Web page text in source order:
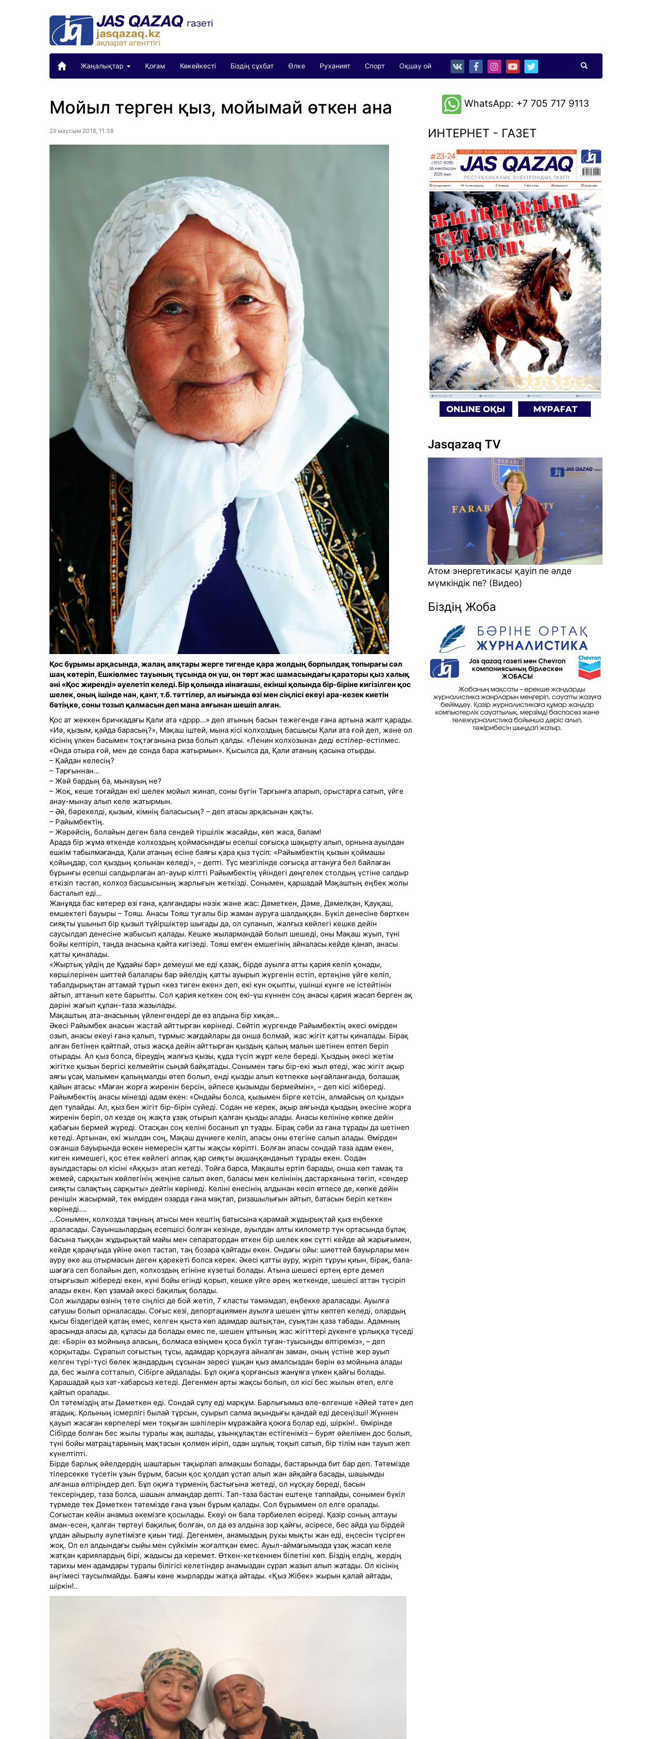
Жаңалықтар Қоғам Көкейкесті Біздің сұхбат Өлке Руханият Спорт Оқшау ой
Мойыл терген қыз, мойымай өткен ана
29 маусым 2018, 11:38
Қос бұрымы арқасында, жалаң аяқтары жерге тигенде қара жолдың борпылдақ топырағы сәл
шаң көтеріп, Ешкіөлмес тауының тұсында он үш, он төрт жас шамасындағы қараторы қыз халық
әні «Қос жиренді» әуелетіп келеді. Бір қолында иінағашы, екінші қолында бір-біріне кигізілген қос
шелек, оның ішінде нан, қант, т.б. тәттілер, ал иығында өзі мен сіңлісі екеуі ара-кезек киетін
бәтіңке, соны тозып қалмасын деп мана аяғынан шешіп алған.
Қос ат жеккен бричкадағы Қали ата «дррр…» деп атының басын тежегенде ғана артына жалт қарады.
«Иә, қызым, қайда барасың?», Мақаш іштей, мына кісі колхоздың басшысы Қали ата ғой деп, және ол
кісінің үлкен басымен тоқтағанына риза болып қалды. «Ленин колхозына» деді естілер-естілмес.
«Онда отыра ғой, мен де сонда бара жатырмын». Қысылса да, Қали атаның қасына отырды.
– Қайдан келесің?
– Тарғыннан…
– Жәй бардың ба, мынауың не?
– Жоқ, кеше тоғайдан екі шелек мойыл жинап, соны бүгін Тарғынға апарып, орыстарға сатып, үйге
анау-мынау алып келе жатырмын.
– Әй, бәрекелді, қызым, кімнің баласысың? – деп атасы арқасынан қақты.
– Райымбектің.
– Жәрәйсің, болайын деген бала сендей тіршілік жасайды, көп жаса, балам!
Арада бір жұма өткенде колхоздың қоймасындағы есепші соғысқа шақырту алып, орнына ауылдан
ешкім табылмағанда, Қали атаның есіне баяғы қара қыз түсіп: «Райымбектің қызын қоймашы
қойыңдар, сол қыздың қолынан келеді», – депті. Түс мезгілінде соғысқа аттануға бел байлаған
бұрынғы есепші салдырлаған ап-ауыр кілтті Райымбектің үйіндегі дөңгелек столдың үстіне салдыр
еткізіп тастап, колхоз басшысының жарлығын жеткізді. Сонымен, қаршадай Мақаштың еңбек жолы
басталып еді…
Жанұяда бас көтерер өзі ғана, қалғандары нәзік және жас: Дәметкен, Дәме, Дәмелқан, Қауқаш,
емшектегі бауыры – Тояш. Анасы Тояш туғалы бір жаман ауруға шалдыққан. Бүкіл денесіне бөрткен
сияқты ұшынып бір қызыл түйіршіктер шығады да, ол суланып, жалғыз көйлегі кешке дейін
саусылдап денесіне жабысып қалады. Кешке жылармандай болып шешеді, оны Мақаш жуып, түні
бойы кептіріп, таңда анасына қайта кигізеді. Тояш емген емшегінің айналасы кейде қанап, анасы
қатты қиналады.
«Жыртық үйдің де Құдайы бар» демеуші ме еді қазақ, бірде ауылға атты қария келіп қонады,
көршілерінен шиттей балалары бар әйелдің қатты ауырып жүргенін естіп, ертеңіне үйге келіп,
табалдырықтан аттамай тұрып «көз тиген екен» деп, екі күн оқыпты, үшінші күнге не істейтінін
айтып, аттанып кете барыпты. Сол қария кеткен соң екі-үш күннен соң анасы қария жасап берген ақ
дәріні жағып құлан-таза жазылады.
Мақаштың ата-анасының үйленгендері де өз алдына бір хиқая…
Әкесі Райымбек анасын жастай айттырған көрінеді. Сөйтіп жүргенде Райымбектің әкесі өмірден
озып, анасы екеуі ғана қалып, тұрмыс жағдайлары да онша болмай, жас жігіт қатты қиналады. Бірақ
алған бетінен қайтпай, отыз жасқа дейін айттырған қыздың қалың малын шетінен ептеп беріп
отырады. Ал қыз болса, біреудің жалғыз қызы, құда түсіп жұрт келе береді. Қыздың әкесі жетім
жігітке қызын бергісі келмейтін сыңай байқатады. Сонымен тағы бір-екі жыл өтеді, жас жігіт ақыр
аяғы ұсақ малымен қалыңмалды өтеп болып, енді қызды алып кетпекке ыңғайланғанда, болашақ
қайын атасы: «Маған жорға жиренін берсін, әйпесе қызымды бермеймін», – деп кісі жібереді.
Райымбектің анасы мінезді адам екен: «Ондайы болса, қызымен бірге кетсін, алмайсың ол қызды»
деп тулайды. Ал, қыз бен жігіт бір-бірін сүйеді. Содан не керек, ақыр аяғында қыздың әкесіне жорға
жиренін беріп, ол кезде оң жақта ұзақ отырып қалған қызды алады. Анасы келініне көпке дейін
қабағын бермей жүреді. Отасқан соң келіні босанып ұл туады. Бірақ сәби аз ғана тұрады да шетінеп
кетеді. Артынан, екі жылдан соң, Мақаш дүниеге келіп, апасы оны етегіне салып алады. Өмірден
озғанша бауырында өскен немересін қатты жақсы көріпті. Болған апасы сондай таза адам екен,
киген кимешегі, қос етек көйлегі аппақ қар сияқты ақшаңқанданып тұрады екен. Содан
ауылдастары ол кісіні «Аққыз» атап кетеді. Тойға барса, Мақашты ертіп барады, онша көп тамақ та
жемей, сарқытын көйлегінің жеңіне салып әкеп, баласы мен келінінің дастарханына төгіп, «сендер
сияқты салақтың сарқыты» дейтін көрінеді. Келіні енесінің алдынан кесіп өтпесе де, көпке дейін
ренішін жасырмай, тек өмірден озарда ғана мақтап, ризашылығын айтып, батасын беріп кеткен
көрінеді….
…Сонымен, колхозда таңның атысы мен кештің батысына қарамай жұдырықтай қыз еңбекке
араласады. Сауыншылардың есепшісі болған кезінде, ауылдан алты километр түн ортасында бұлақ
басына тыққан жұдырықтай майы мен сепаратордан өткен бір шелек көк сүтті кейде ай жарығымен,
кейде қараңғыда үйіне әкеп тастап, таң бозара қайтады екен. Ондағы ойы: шиеттей бауырлары мен
ауру әке аш отырмасын деген қарекеті болса керек. Әкесі қатты ауру, жүріп тұруы қиын, бірақ, бала-
шағаға сеп болайын деп, колхоздың егініне күзетші болады. Атына шешесі ертең ерте демеп
отырғызып жібереді екен, күні бойы егінді қорып, кешке үйге әрең жеткенде, шешесі аттан түсіріп
алады екен. Көп ұзамай әкесі бақилық болады.
Сол жылдары өзінің тете сіңлісі де бой жетіп, 7 класты тәмәмдап, еңбекке араласады. Ауылға
сатушы болып орналасады. Соғыс кезі, депортациямен ауылға шешен ұлты көптеп келеді, олардың
қысы біздегідей қатаң емес, келген қыста көп адамдар аштықтан, суықтан қаза табады. Адамның
арасында аласы да, құласы да болады емес пе, шешен ұлтының жас жігіттері дүкенге ұрлыққа түседі
де: «Бәрін өз мойныңа аласың, болмаса өзіңмен қоса бүкіл туған-туысыңды өлтіреміз», – деп
қорқытады. Сұрапыл соғыстың тұсы, адамдар қорқауға айналған заман, оның үстіне жер ауып
келген түрі-түсі бөлек жандардың сұсынан зәресі ұшқан қыз амалсыздан бәрін өз мойнына алады
да, бес жылға сотталып, Сібірге айдалады. Бұл оқиға қорғансыз жанұяға үлкен қайғы болады.
Қарашадай қыз хат-хабарсыз кетеді. Дегенмен арты жақсы болып, ол кісі бес жылын өтеп, елге
қайтып оралады.
Ол тәтеміздің аты Дәметкен еді. Сондай сұлу еді марқұм. Барлығымыз өле-өлгенше «Әйей тәте» деп
атадық. Қолының ісмерлігі былай тұрсын, суырып салма ақындығы қандай еді десеңізші! Жүннен
қауып жасаған көрпелері мен тоқыған шәлілерін мұражайға қоюға болар еді, шіркін!.. Өмірінде
Сібірде болған бес жылы туралы жақ ашпады, ұзынқұлақтан естігеніміз – бурят әйелімен дос болып,
түні бойы матрацтарының мақтасын қолмен иіріп, одан шұлық тоқып сатып, бір тілім нан тауып жеп
күнелтіпті.
Бірде барлық әйелдердің шаштарын тақырлап алмақшы болады, бастарында бит бар деп. Тәтемізде
тілерсекке түсетін ұзын бұрым, басын қос қолдап ұстап алып жан айқайға басады, шашымды
алғанша өлтіріңдер деп. Бұл оқиға түрменің бастығына жетеді, ол нұсқау береді, басын
тексеріңдер, таза болса, шашын алмаңдар депті. Тап-таза бастан ештеңе таппайды, сонымен бүкіл
түрмеде тек Дәметкен тәтемізде ғана ұзын бұрым қалады. Сол бұрыммен ол елге оралады.
Соғыстан кейін анамыз әкемізге қосылады. Екеуі он бала тәрбиелеп өсіреді. Қазір соның алтауы
аман-есен, қалған төртеуі бақилық болған, ол да өз алдына зор қайғы, әсіресе, бес айда үш бірдей
ұлдан айырылу әулетімізге қиын тиді. Дегенмен, анамыздың рухы мықты жан еді, еңсесін түсірген
жоқ. Ол ел алдындағы сыйы мен сүйкімін жоғалтқан емес. Ауыл-аймағымызда ұзақ жасап келе
жатқан қариялардың бірі, жадысы да керемет. Өткен-кеткеннен білетіні көп. Біздің елдің, жердің
тарихы мен адамдары туралы білігісі келетіндер анамыздан сұрап жазып алып жатады. Ол кісінің
әңгімесі таусылмайды. Баяғы көне жырларды жатқа айтады. «Қыз Жібек» жырын қалай айтады,
шіркін!..
WhatsApp: +7 705 717 9113
ИНТЕРНЕТ - ГАЗЕТ
Jasqazaq TV
Алаяқтарға кеткен ақшаны қалай
қайтарамыз? (Видео)
Біздің Жоба